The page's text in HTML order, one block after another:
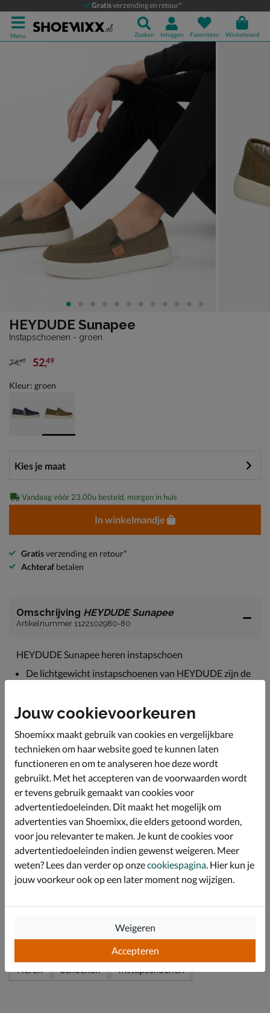
Gratisverzending en retour*
Menu Zoeken Inloggen Favorieten Winkelmand
HEYDUDE Sunapee
Instapschoenen
HEYDUDE Sunapee
Instapschoenen - groen
van € 74,99 voor € 52,49
74,99 52,49
Kleur: groen
Vandaag vóór 23.00u besteld, morgen in huis
In winkelmandje
Gratisverzending en retour*
Achteraf betalen
Omschrijving HEYDUDE Sunapee
Artikelnummer 1122102980-80
HEYDUDE Sunapee heren instapschoen
De lichtgewicht instapschoenen van HEYDUDE zijn de
Gevoerd met canvas wat een fijne verkoelende werking
heeft. Tevens voorzien van een gewatteerde hielkap
voor meer comfort tijdens het lopen.
Voorzien van een uitneembaar foam-voetbed wat een
fijne demping biedt tijdens het lopen. Daarnaast zorgt
de perforatie in het voetbed voor een snelle vocht- en
warmte-afvoer.
Afgewerkt met een licht EVA-foam loopzool wat een
uitstekende schokabsorptie heeft. Hierdoor worden de
voeten minder snel moe.
Specificaties
Over HEYDUDE
Bekijk meer
Heren Schoenen Instapschoenen
Jouw cookievoorkeuren
Shoemixx maakt gebruik van cookies en vergelijkbare
technieken om haar website goed te kunnen laten
functioneren en om te analyseren hoe deze wordt
gebruikt. Met het accepteren van de voorwaarden wordt
er tevens gebruik gemaakt van cookies voor
advertentiedoeleinden. Dit maakt het mogelijk om
advertenties van Shoemixx, die elders getoond worden,
voor jou relevanter te maken. Je kunt de cookies voor
advertentiedoeleinden indien gewenst weigeren. Meer
weten? Lees dan verder op onzecookiespagina . Hier kun je
jouw voorkeur ook op een later moment nog wijzigen.
Accepteren
Weigeren